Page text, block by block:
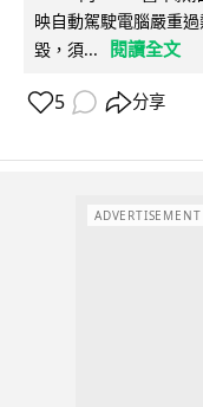
映自動駕駛電腦嚴重
毀，須...
閱讀全文
5 分享
ADVERTISEMENT